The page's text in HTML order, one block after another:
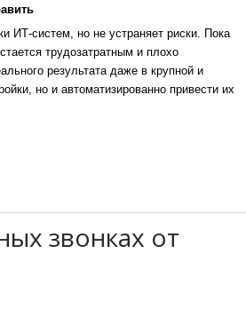
ИТ-систем, но не устраняет риски. Пока
трудозатратным и плохо
результата даже в крупной и
но и автоматизированно привести их
звонках от